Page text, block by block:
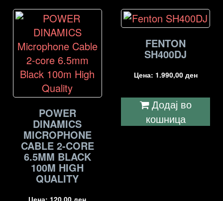
POWER
DINAMICS
MICROPHONE
CABLE 2-CORE
6.5MM BLACK
100M HIGH
QUALITY
Цена: 120,00ден
FENTON
SH400DJ
Цена: 1.990,00 ден
Додај во
кошница